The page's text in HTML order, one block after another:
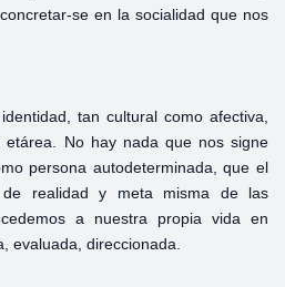
se en la socialidad que nos
tan cultural como afectiva,
etárea. No hay nada que nos signe
persona autodeterminada, que el
realidad y meta misma de las
a nuestra propia vida en
evaluada, direccionada.